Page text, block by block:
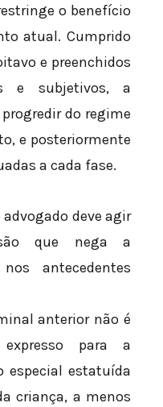
o benefício
atual. Cumprido
e preenchidos
e subjetivos, a
do regime
e posteriormente
a cada fase.
deve agir
que nega a
antecedentes
anterior não é
para a
especial estatuída
criança, a menos